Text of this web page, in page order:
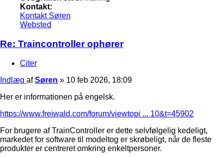
Kontakt:
Kontakt Søren
Websted
Re: Traincontroller ophører
Citer
Indlæg afSøren » 10 feb 2026, 18:09
Her er informationen på engelsk.
https://www.freiwald.com/forum/viewtopi ... 10&t=45902
For brugere af TrainController er dette selvfølgelig kedeligt,
markedet for software til modeltog er skrøbeligt, når de fleste
produkter er centreret omkring enkeltpersoner.